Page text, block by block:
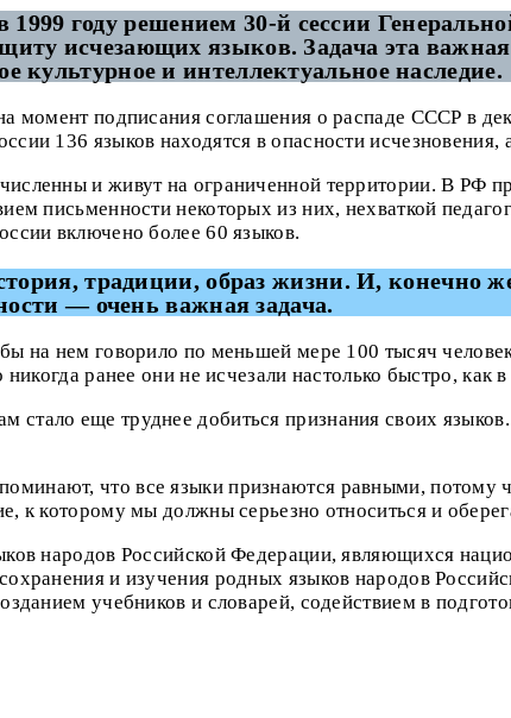
году решением 30-й сессии
исчезающих языков. Задача эта
культурное и интеллектуальное наследие.
момент подписания соглашения о распаде СССР в
136 языков находятся в опасности
и живут на ограниченной территории. В РФ
письменности некоторых из них, нехваткой
включено более 60 языков.
традиции, образ жизни. И, конечно
— очень важная задача.
на нем говорило по меньшей мере 100 тысяч
ранее они не исчезали настолько быстро, как в
еще труднее добиться признания своих
что все языки признаются равными, потому
к которому мы должны серьезно относиться и
народов Российской Федерации, являющихся
и изучения родных языков народов
учебников и словарей, содействием в